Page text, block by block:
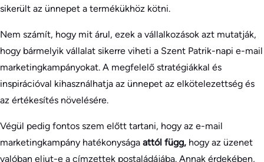
sikerült az ünnepet a termékükhöz kötni.
Nem számít, hogy mit árul, ezek a vállalkozások azt mutatják,
hogy bármelyik vállalat sikerre viheti a Szent Patrik-napi e-mail
marketingkampányokat. A megfelelő stratégiákkal és
inspirációval kihasználhatja az ünnepet az elkötelezettség és
az értékesítés növelésére.
Végül pedig fontos szem előtt tartani, hogy az e-mail
marketingkampány hatékonysága attól függ, hogy az üzenet
valóban eljut-e a címzettek postaládájába. Annak érdekében,